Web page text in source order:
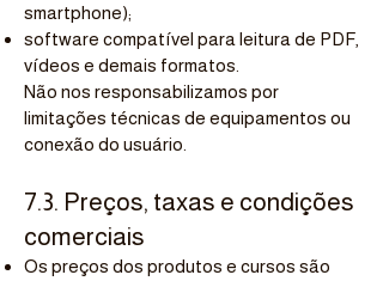
smartphone);
software compatível para leitura de PDF,
vídeos e demais formatos.
Não nos responsabilizamos por
limitações técnicas de equipamentos ou
conexão do usuário.
7.3. Preços, taxas e condições
comerciais
Os preços dos produtos e cursos são